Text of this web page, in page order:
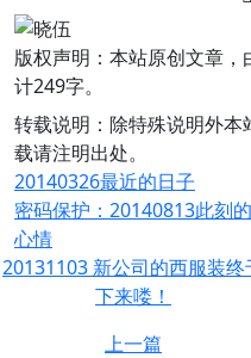
版权声明： 本站原创文章，
计249字。
转载说明： 除特殊说明外本
载请注明出处。
20140326最近的日子
密码保护：20140813此刻的
心情
20131103 新公司的西服装终
下来喽！
上一篇